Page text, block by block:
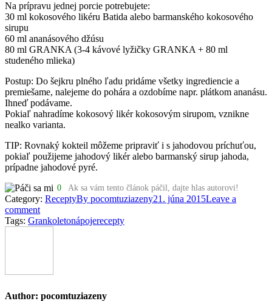
Na prípravu jednej porcie potrebujete:
30 ml kokosového likéru Batida alebo barmanského kokosového
sirupu
60 ml ananásového džúsu
80 ml GRANKA (3-4 kávové lyžičky GRANKA + 80 ml
studeného mlieka)
Postup: Do šejkru plného ľadu pridáme všetky ingrediencie a
premiešame, nalejeme do pohára a ozdobíme napr. plátkom ananásu.
Ihneď podávame.
Pokiaľ nahradíme kokosový likér kokosovým sirupom, vznikne
nealko varianta.
TIP: Rovnaký kokteil môžeme pripraviť i s jahodovou príchuťou,
pokiaľ použijeme jahodový likér alebo barmanský sirup jahoda,
prípadne jahodové pyré.
0 Ak sa vám tento článok páčil, dajte hlas autorovi!
Category: ReceptyBy pocomtuziazeny21. júna 2015Leave a
comment
Tags: Grankoletonápojerecepty
Author: pocomtuziazeny